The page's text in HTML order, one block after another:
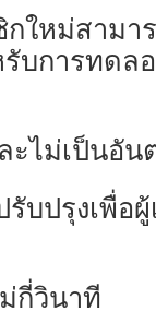
ใหม่สามา
บการทดล
ะไม่เป็นอัน
รับปรุงเพื่อ
กี่วินาที